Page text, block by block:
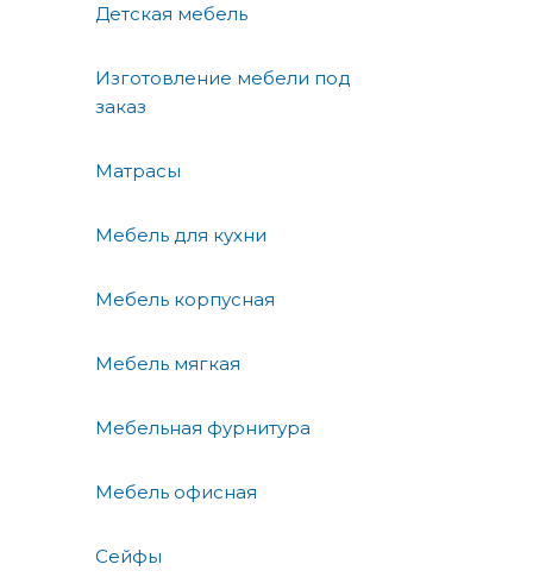
Детская мебель
Изготовление мебели под
заказ
Матрасы
Мебель для кухни
Мебель корпусная
Мебель мягкая
Мебельная фурнитура
Мебель офисная
Сейфы